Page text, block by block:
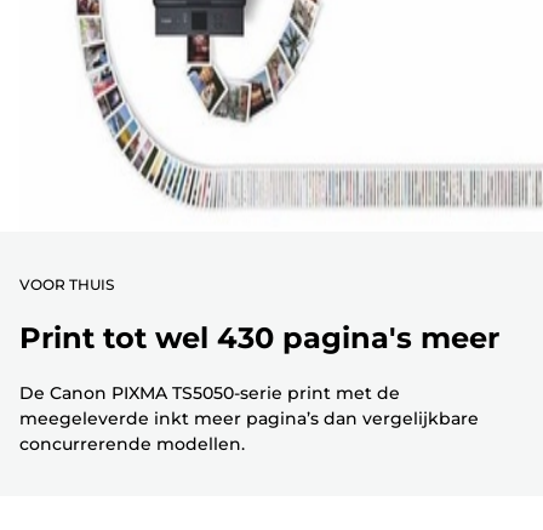
VOOR THUIS
Print tot wel 430 pagina's meer
De Canon PIXMA TS5050-serie print met de
meegeleverde inkt meer pagina’s dan vergelijkbare
concurrerende modellen.